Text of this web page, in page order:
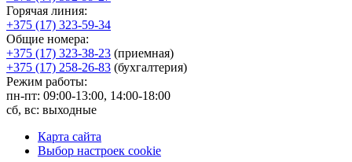
Горячая линия:
+375 (17) 323-59-34
Общие номера:
+375 (17) 323-38-23 (приемная)
+375 (17) 258-26-83 (бухгалтерия)
Режим работы:
пн-пт: 09:00-13:00, 14:00-18:00
сб, вс: выходные
Карта сайта
Выбор настроек cookie